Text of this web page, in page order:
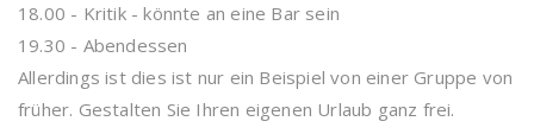
18.00 - Kritik - könnte an eine Bar sein
19.30 - Abendessen
Allerdings ist dies ist nur ein Beispiel von einer Gruppe von
früher. Gestalten Sie Ihren eigenen Urlaub ganz frei.